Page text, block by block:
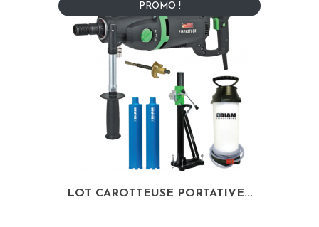
LOT CAROTTEUSE PORTATIVE...
PROMO !